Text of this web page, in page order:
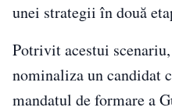
unei strategii în două
Potrivit acestui
nominaliza un candidat
mandatul de formare a